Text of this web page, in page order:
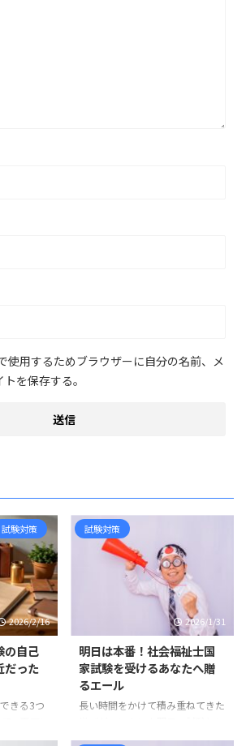
使用するためブラウザーに自分の名前、メ
を保存する。
試験対策
2026/2/16
の自己
だった
きる3つ
見返して
試験対策
2026/1/31
明日は本番！社会福祉士国
家試験を受けるあなたへ贈
るエール
長い時間をかけて積み重ねてきた
う形で花を咲かせます。ここまで